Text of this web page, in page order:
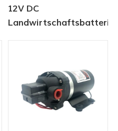
12V DC
Landwirtschaftsbatterie-